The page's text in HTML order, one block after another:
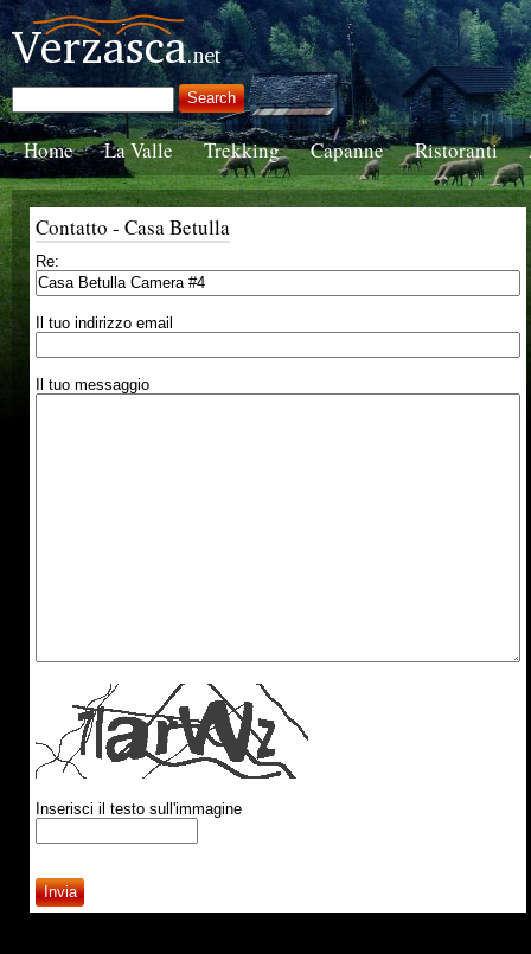
Home La Valle Trekking Capanne Ristoranti
Contatto - Casa Betulla
Re:
Il tuo indirizzo email
Il tuo messaggio
Inserisci il testo sull'immagine